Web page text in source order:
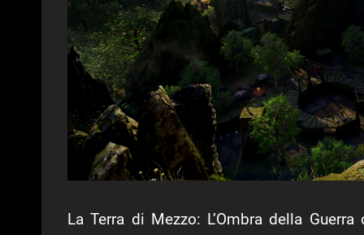
La Terra di Mezzo: L’Ombra della